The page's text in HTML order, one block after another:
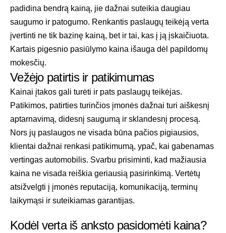
padidina bendrą kainą, jie dažnai suteikia daugiau
saugumo ir patogumo. Renkantis paslaugų teikėją verta
įvertinti ne tik bazinę kainą, bet ir tai, kas į ją įskaičiuota.
Kartais pigesnio pasiūlymo kaina išauga dėl papildomų
mokesčių.
Vežėjo patirtis ir patikimumas
Kainai įtakos gali turėti ir pats paslaugų teikėjas.
Patikimos, patirties turinčios įmonės dažnai turi aiškesnį
aptarnavimą, didesnį saugumą ir sklandesnį procesą.
Nors jų paslaugos ne visada būna pačios pigiausios,
klientai dažnai renkasi patikimumą, ypač, kai gabenamas
vertingas automobilis. Svarbu prisiminti, kad mažiausia
kaina ne visada reiškia geriausią pasirinkimą. Vertėtų
atsižvelgti į įmonės reputaciją, komunikaciją, terminų
laikymąsi ir suteikiamas garantijas.
Kodėl verta iš anksto pasidomėti kaina?